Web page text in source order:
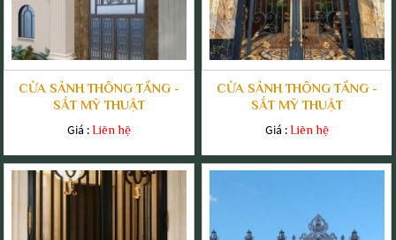
CỬA SẢNH THÔNG TẦNG -
SẮT MỸ THUẬT
Giá :Liên hệ
CỬA SẢNH THÔNG TẦNG -
SẮT MỸ THUẬT
Giá :Liên hệ